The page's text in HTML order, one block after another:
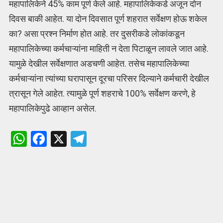
महापालिकेने 45% काम पूर्ण केले आहे. महापालिकेकडे अजून दोन
दिवस बाकी आहेत. या दोन दिवसात पूर्ण शहरात सर्वेक्षण होऊ शकेल
का? असा प्रश्न निर्माण होत आहे. तर दुसरीकडे लोकांकडून
महापालिकेच्या कर्मचाऱ्यांना माहिती न देता पिटाळून लावले जात आहे.
यामुळे देखील सर्वेक्षणात अडचणी आहेत. तसेच महापालिकेच्या
कर्मचाऱ्यांना त्यांच्या घरापासून दूरचा परिसर दिल्याने कर्मचारी देखील
त्रासून गेले आहेत. त्यामुळे पूर्ण शहराचे 100% सर्वेक्षण करणे, हे
महापालिकेपुढे आव्हान असेल.
W
F
X